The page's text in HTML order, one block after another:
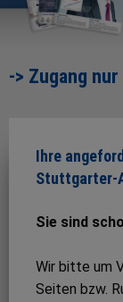
-> Zugang
Ihre
Stuttgarter-
Sie sind
Wir bitte um
Seiten bzw.